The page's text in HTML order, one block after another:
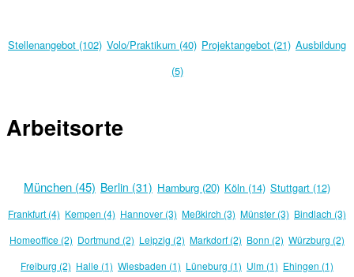
Stellenangebot (102) Volo/Praktikum (40) Projektangebot (21) Ausbildung
(5)
Arbeitsorte
München (45) Berlin (31) Hamburg (20) Köln (14) Stuttgart (12)
Frankfurt (4) Kempen (4) Hannover (3) Meßkirch (3) Münster (3) Bindlach (3)
Homeoffice (2) Dortmund (2) Leipzig (2) Markdorf (2) Bonn (2) Würzburg (2)
Freiburg (2) Halle (1) Wiesbaden (1) Lüneburg (1) Ulm (1) Ehingen (1)